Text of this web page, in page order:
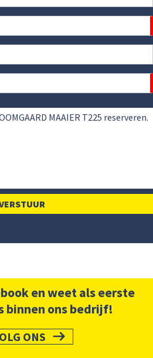
en weet als eerste
binnen ons bedrijf!
ONS